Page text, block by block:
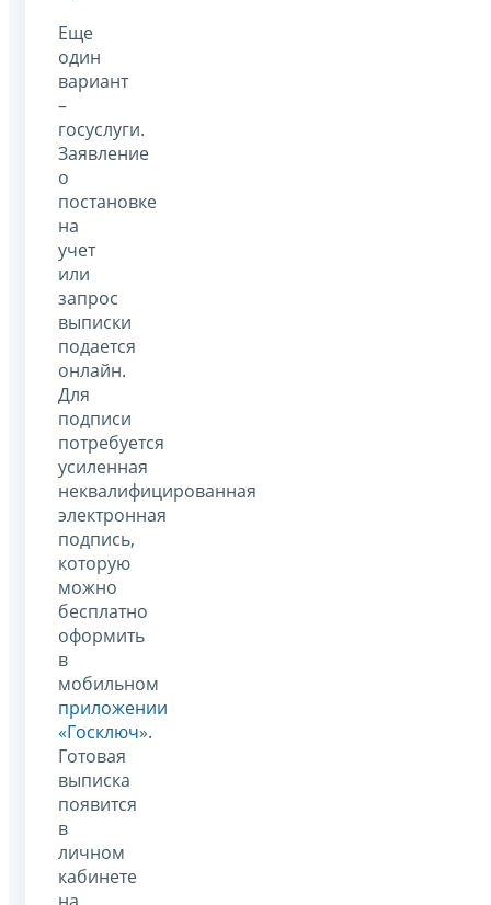
Еще
один
вариант
–
госуслуги.
Заявление
о
постановке
на
учет
или
запрос
выписки
подается
онлайн.
Для
подписи
потребуется
усиленная
неквалифицированная
электронная
подпись,
которую
можно
бесплатно
оформить
в
мобильном
приложении
«Госключ».
Готовая
выписка
появится
в
личном
кабинете
на